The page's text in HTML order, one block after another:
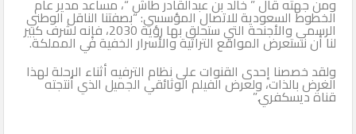
الخطوط السعودية للاتصال المؤسسي: “بصفتنا الناقل الوطني
الرسمي والأجنحة التي ستحلق بها رؤية 2030، فإنه لشرف كبير
لنا أن نستعرض المواقع التراثية والأسرار الخفية في المملكة.
ولقد خصصنا إحدى القنوات على نظام الترفيه أثناء الرحلة لهذا
الغرض بالذات، ولعرض الفيلم الوثائقي الجميل الذي أنتجته
قناة ديسكفري.”